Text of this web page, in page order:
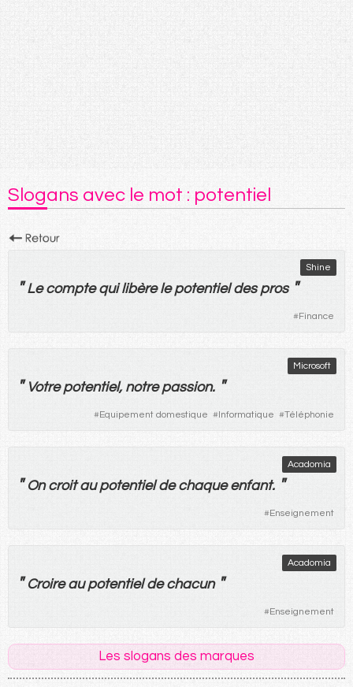
Slogans avec le mot : potentiel
Shine
" Le compte qui libère le potentiel des pros "
#Finance
Microsoft
" Votre potentiel, notre passion. "
#Equipement domestique #Informatique #Téléphonie
Acadomia
" Oncroitau potentiel de chaque enfant. "
#Enseignement
Acadomia
" Croire au potentiel de chacun "
#Enseignement
Les slogans des marques